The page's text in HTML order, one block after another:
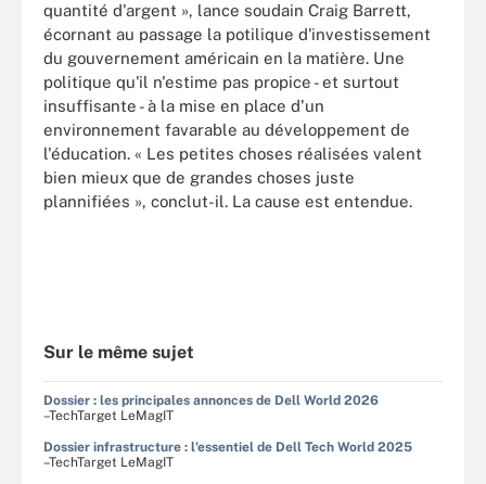
quantité d'argent », lance soudain Craig Barrett,
écornant au passage la potilique d'investissement
du gouvernement américain en la matière. Une
politique qu'il n'estime pas propice - et surtout
insuffisante - à la mise en place d'un
environnement favarable au développement de
l'éducation. « Les petites choses réalisées valent
bien mieux que de grandes choses juste
plannifiées », conclut-il. La cause est entendue.
Sur le même sujet
Dossier : les principales annonces de Dell World 2026
–TechTarget LeMagIT
Dossier infrastructure : l'essentiel de Dell Tech World 2025
–TechTarget LeMagIT